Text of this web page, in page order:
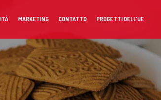
MARKETING CONTATTO PROGETTI DELL'UE